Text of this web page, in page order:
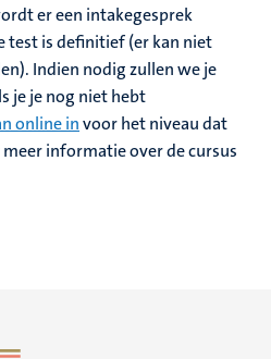
er een intakegesprek
test is definitief (er kan niet
Indien nodig zullen we je
je je nog niet hebt
online invoor het niveau dat
informatie over de cursus